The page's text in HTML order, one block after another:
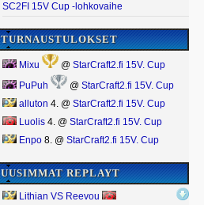
SC2FI 15V Cup -lohkovaihe
TURNAUSTULOKSET
Mixu @ StarCraft2.fi 15V. Cup
PuPuh @ StarCraft2.fi 15V. Cup
alluton 4. @ StarCraft2.fi 15V. Cup
Luolis 4. @ StarCraft2.fi 15V. Cup
Enpo 8. @ StarCraft2.fi 15V. Cup
UUSIMMAT REPLAYT
Lithian VS Reevou